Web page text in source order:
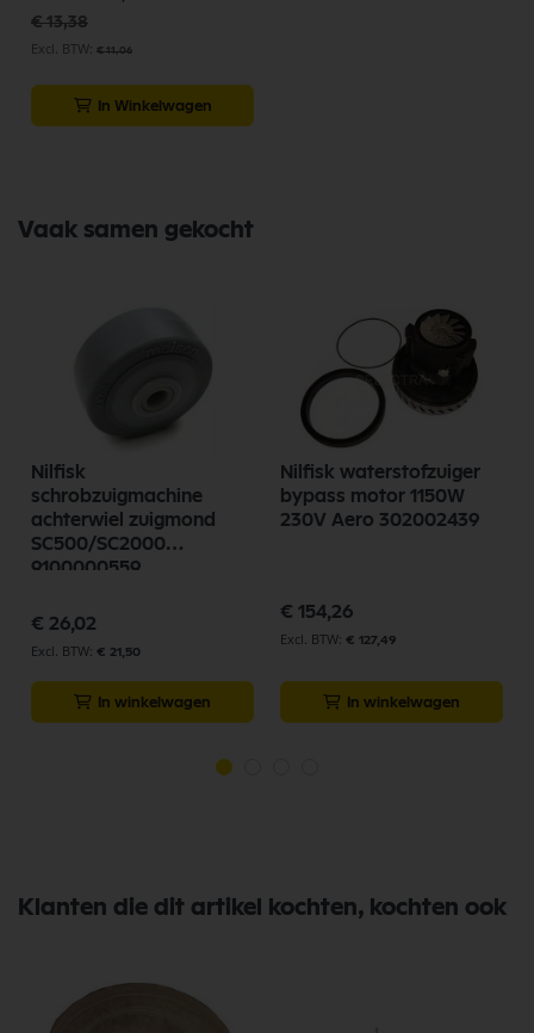
€ 13,38
€ 11,06
In Winkelwagen
Vaak samen gekocht
Nilfisk
schrobzuigmachine
achterwiel zuigmond
SC500/SC2000
9100000559
€ 26,02
€ 21,50
In winkelwagen
Nilfisk waterstofzuiger
bypass motor 1150W
230V Aero 302002439
€ 154,26
€ 127,49
In winkelwagen
Klanten die dit artikel kochten, kochten ook